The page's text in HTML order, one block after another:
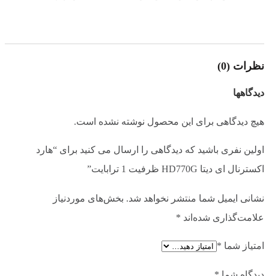
نظرات (0)
دیدگاهها
هیچ دیدگاهی برای این محصول نوشته نشده است.
اولین نفری باشید که دیدگاهی را ارسال می کنید برای “هارد
اکسترنال ای دیتا HD770G ظرفیت 1 ترابایت”
نشانی ایمیل شما منتشر نخواهد شد. بخش‌های موردنیاز
علامت‌گذاری شده‌اند *
امتیاز شما *